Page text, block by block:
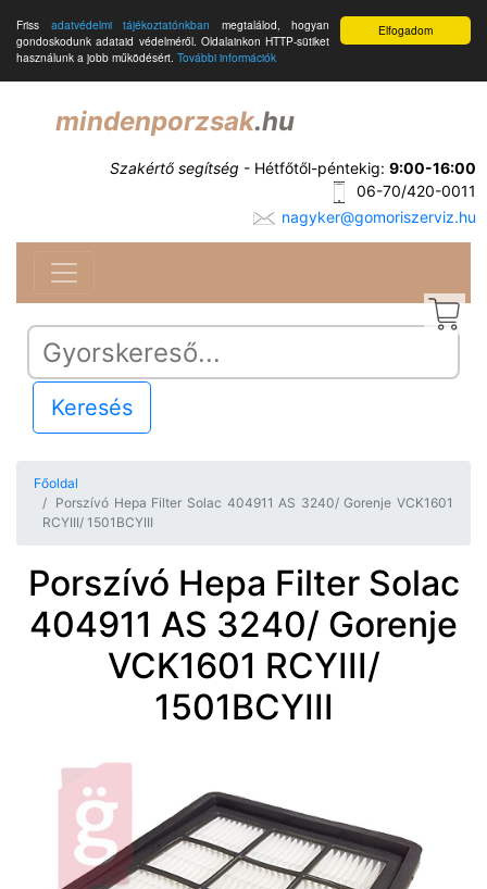
Elfogadom
Friss adatvédelmi tájékoztatónkban megtalálod, hogyan
gondoskodunk adataid védelméről. Oldalainkon HTTP-sütiket
használunk a jobb működésért. További információk
mindenporzsak.hu
Szakértő segítség - Hétfőtől-péntekig: 9:00-16:00
06-70/420-0011
nagyker@gomoriszerviz.hu
Keresés
Főoldal
Porszívó Hepa Filter Solac 404911 AS 3240/ Gorenje VCK1601
RCYIII/ 1501BCYIII
Porszívó Hepa Filter Solac
404911 AS 3240/ Gorenje
VCK1601 RCYIII/
1501BCYIII